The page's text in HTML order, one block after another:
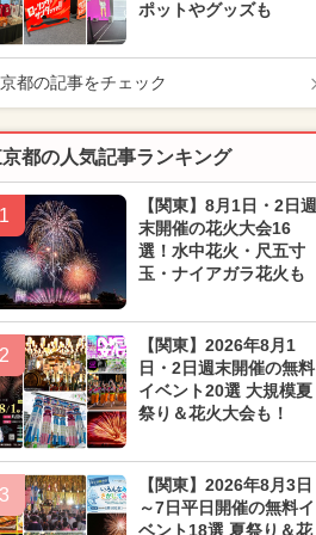
ポットやグッズも
都の記事をチェック
都の人気記事ランキング
1
【関東】8月1日・2日週
末開催の花火大会16
選！水中花火・尺五寸
玉・ナイアガラ花火も
2
【関東】2026年8月1
日・2日週末開催の無料
イベント20選 大規模夏
祭り＆花火大会も！
3
【関東】2026年8月3日
～7日平日開催の無料イ
ベント18選 夏祭り＆花